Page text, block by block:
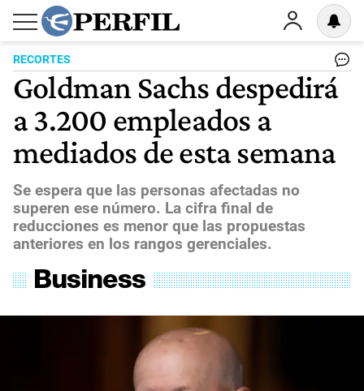
RECORTES
Goldman Sachs despedirá
a 3.200 empleados a
mediados de esta semana
Se espera que las personas afectadas no
superen ese número. La cifra final de
reducciones es menor que las propuestas
anteriores en los rangos gerenciales.